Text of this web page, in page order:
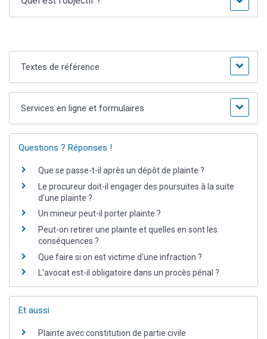
Textes de référence
Services en ligne et formulaires
Questions ? Réponses !
Que se passe-t-il après un dépôt de plainte ?
Le procureur doit-il engager des poursuites à la suite
d'une plainte ?
Un mineur peut-il porter plainte ?
Peut-on retirer une plainte et quelles en sont les
conséquences ?
Que faire si on est victime d'une infraction ?
L'avocat est-il obligatoire dans un procès pénal ?
Et aussi
Plainte avec constitution de partie civile